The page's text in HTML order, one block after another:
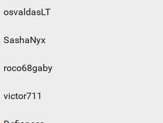
osvaldasLT
SashaNyx
roco68gaby
victor711